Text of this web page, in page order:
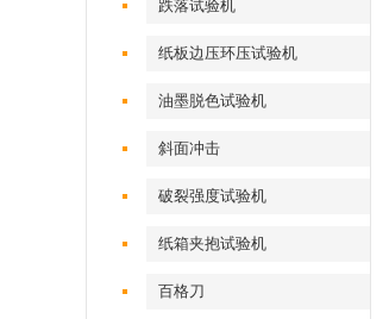
跌落试验机
纸板边压环压试验机
油墨脱色试验机
斜面冲击
破裂强度试验机
纸箱夹抱试验机
百格刀